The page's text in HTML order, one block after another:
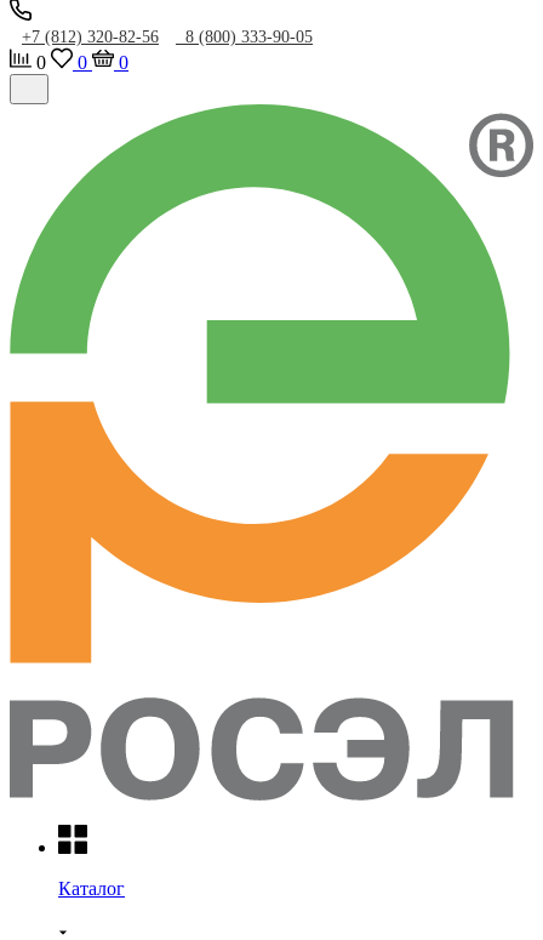
+7 (812) 320-82-56 8 (800) 333-90-05
0 0 0
Каталог